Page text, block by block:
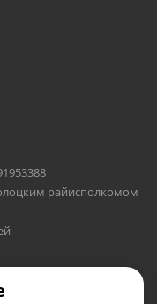
райисполкомом